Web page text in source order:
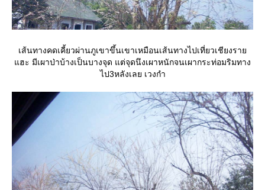
เส้นทางคดเคี้ยวผ่านภูเขาขึ้นเขาเหมือนเส้นทางไปเที่ยวเชียงรา
ฮะ มีเผาป่าบ้างเป็นบางจุด แต่จุดนึงเผาหนักจนเผากระท่อมริมทาง
ไป3หลังเลย เวงกำ